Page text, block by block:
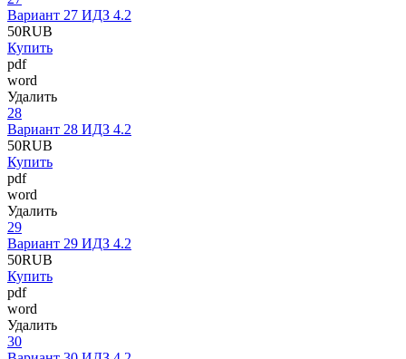
Вариант 27 ИДЗ 4.2
50RUB
Купить
pdf
word
Удалить
28
Вариант 28 ИДЗ 4.2
50RUB
Купить
pdf
word
Удалить
29
Вариант 29 ИДЗ 4.2
50RUB
Купить
pdf
word
Удалить
30